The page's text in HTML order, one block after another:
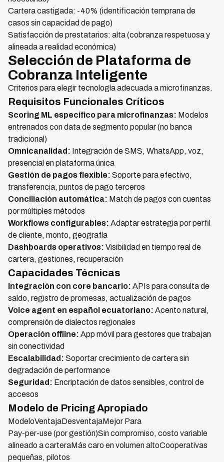
Cartera castigada: -40% (identificación temprana de
casos sin capacidad de pago)
Satisfacción de prestatarios: alta (cobranza respetuosa y
alineada a realidad económica)
Selección de Plataforma de
Cobranza Inteligente
Criterios para elegir tecnología adecuada a microfinanzas.
Requisitos Funcionales Críticos
Scoring ML específico para microfinanzas: Modelos
entrenados con data de segmento popular (no banca
tradicional)
Omnicanalidad: Integración de SMS, WhatsApp, voz,
presencial en plataforma única
Gestión de pagos flexible: Soporte para efectivo,
transferencia, puntos de pago terceros
Conciliación automática: Match de pagos con cuentas
por múltiples métodos
Workflows configurables: Adaptar estrategia por perfil
de cliente, monto, geografía
Dashboards operativos: Visibilidad en tiempo real de
cartera, gestiones, recuperación
Capacidades Técnicas
Integración con core bancario: APIs para consulta de
saldo, registro de promesas, actualización de pagos
Voice agent en español ecuatoriano: Acento natural,
comprensión de dialectos regionales
Operación offline: App móvil para gestores que trabajan
sin conectividad
Escalabilidad: Soportar crecimiento de cartera sin
degradación de performance
Seguridad: Encriptación de datos sensibles, control de
accesos
Modelo de Pricing Apropiado
ModeloVentajaDesventajaMejor Para
Pay-per-use (por gestión)Sin compromiso, costo variable
alineado a carteraMás caro en volumen altoCooperativas
pequeñas, pilotos